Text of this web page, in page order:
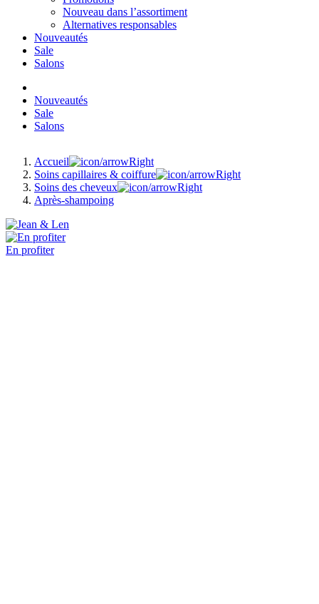
Nouveau dans l’assortiment
Alternatives responsables
Nouveautés
Sale
Salons
Nouveautés
Sale
Salons
Accueil
Soins capillaires & coiffure
Soins des cheveux
Après-shampoing
En profiter